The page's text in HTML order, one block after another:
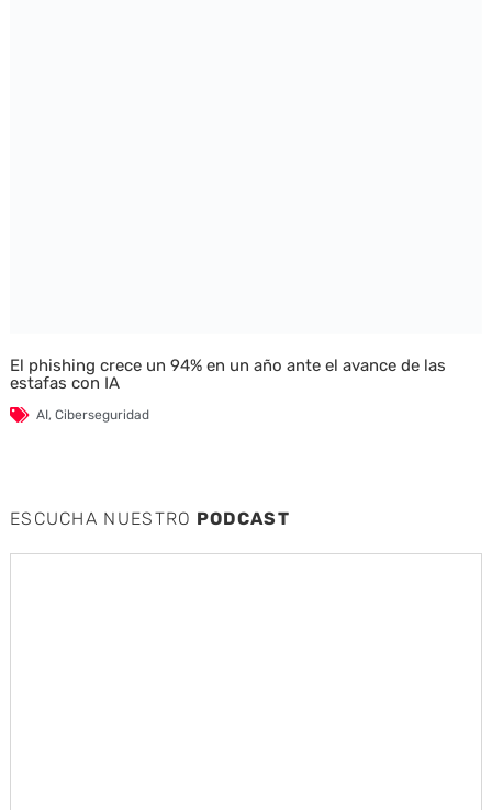
El phishing crece un 94% en un año ante el avance de las
estafas con IA
AI, Ciberseguridad
ESCUCHA NUESTRO PODCAST